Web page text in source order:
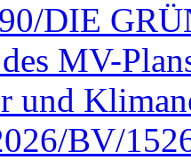
DIE
MV-
und
BV/